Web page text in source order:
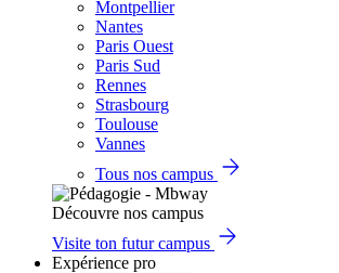
Montpellier
Nantes
Paris Ouest
Paris Sud
Rennes
Strasbourg
Toulouse
Vannes
Tous nos campus
Découvre nos campus
Visite ton futur campus
Expérience pro